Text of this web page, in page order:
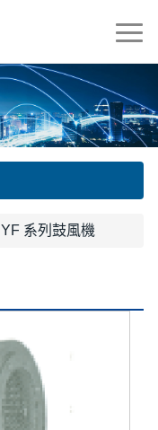
YF 系列鼓風機